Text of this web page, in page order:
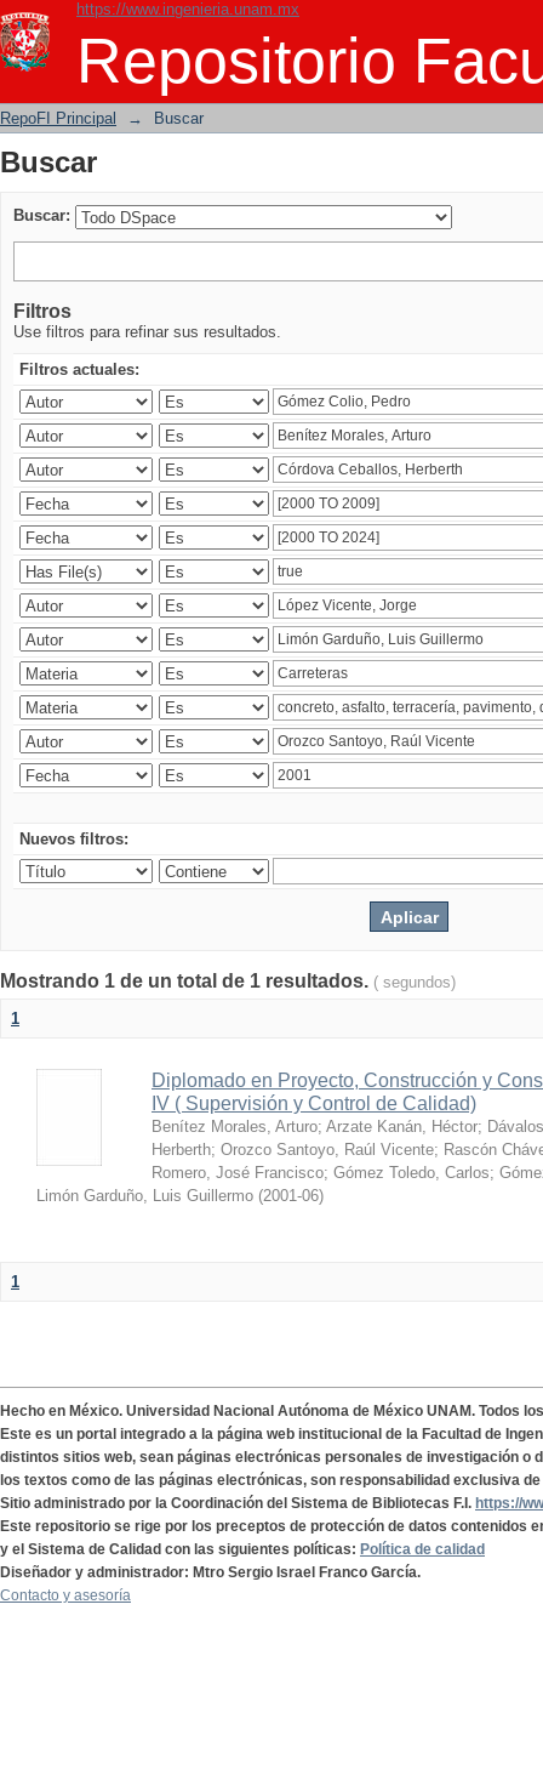
https://www.ingenieria.unam.mx
Repositorio
Buscar
RepoFI Principal → Buscar
Buscar
Buscar:
Filtros
Use filtros para refinar sus resultados.
Filtros actuales:
Nuevos filtros:
Mostrando 1 de un total de 1 resultados. ( segundos)
1
Diplomado en Proyecto, Construcción y
IV ( Supervisión y Control de Calidad)
Benítez Morales, Arturo; Arzate Kanán, Héctor;
Herberth; Orozco Santoyo, Raúl Vicente; Rascón
Romero, José Francisco; Gómez Toledo, Carlos;
Limón Garduño, Luis Guillermo (2001-06)
1
Hecho en México. Universidad Nacional Autónoma de México UNAM. Todos
Este es un portal integrado a la página web institucional de la Facultad de
distintos sitios web, sean páginas electrónicas personales de investigación o
los textos como de las páginas electrónicas, son responsabilidad exclusiva
Sitio administrado por la Coordinación del Sistema de Bibliotecas F.I. https://
Este repositorio se rige por los preceptos de protección de datos contenidos
y el Sistema de Calidad con las siguientes políticas: Política de calidad
Diseñador y administrador: Mtro Sergio Israel Franco García.
Contacto y asesoría